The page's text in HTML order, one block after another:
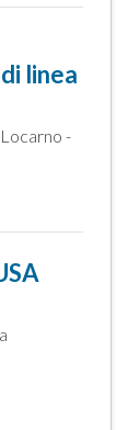
linea
-